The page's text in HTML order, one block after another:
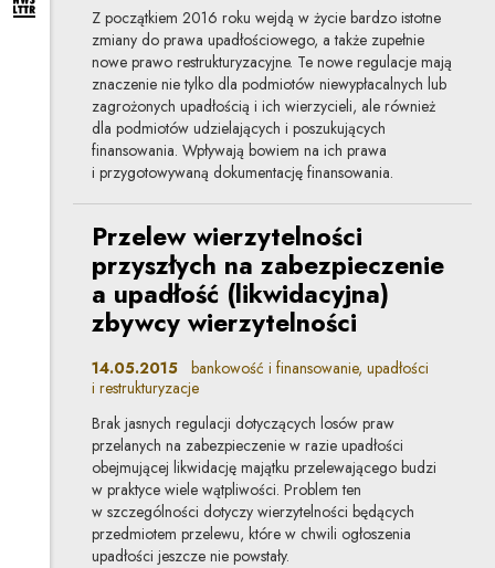
rozwiń formularz zapisu na newsletter
Z początkiem 2016 roku wejdą w życie bardzo istotne
zmiany do prawa upadłościowego, a także zupełnie
nowe prawo restrukturyzacyjne. Te nowe regulacje mają
znaczenie nie tylko dla podmiotów niewypłacalnych lub
zagrożonych upadłością i ich wierzycieli, ale również
dla podmiotów udzielających i poszukujących
finansowania. Wpływają bowiem na ich prawa
i przygotowywaną dokumentację finansowania.
Przelew wierzytelności
przyszłych na zabezpieczenie
a upadłość (likwidacyjna)
zbywcy wierzytelności
14.05.2015 bankowość i finansowanie, upadłości
i restrukturyzacje
Brak jasnych regulacji dotyczących losów praw
przelanych na zabezpieczenie w razie upadłości
obejmującej likwidację majątku przelewającego budzi
w praktyce wiele wątpliwości. Problem ten
w szczególności dotyczy wierzytelności będących
przedmiotem przelewu, które w chwili ogłoszenia
upadłości jeszcze nie powstały.